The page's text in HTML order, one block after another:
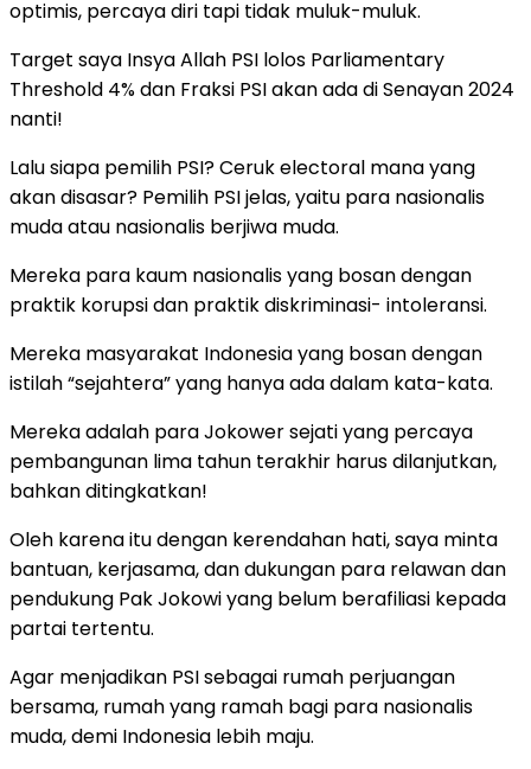
optimis, percaya diri tapi tidak muluk-muluk.
Target saya Insya Allah PSI lolos Parliamentary
Threshold 4% dan Fraksi PSI akan ada di Senayan 2024
nanti!
Lalu siapa pemilih PSI? Ceruk electoral mana yang
akan disasar? Pemilih PSI jelas, yaitu para nasionalis
muda atau nasionalis berjiwa muda.
Mereka para kaum nasionalis yang bosan dengan
praktik korupsi dan praktik diskriminasi- intoleransi.
Mereka masyarakat Indonesia yang bosan dengan
istilah “sejahtera” yang hanya ada dalam kata-kata.
Mereka adalah para Jokower sejati yang percaya
pembangunan lima tahun terakhir harus dilanjutkan,
bahkan ditingkatkan!
Oleh karena itu dengan kerendahan hati, saya minta
bantuan, kerjasama, dan dukungan para relawan dan
pendukung Pak Jokowi yang belum berafiliasi kepada
partai tertentu.
Agar menjadikan PSI sebagai rumah perjuangan
bersama, rumah yang ramah bagi para nasionalis
muda, demi Indonesia lebih maju.